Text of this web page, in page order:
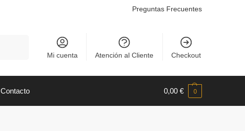
Preguntas Frecuentes
Mi cuenta Atención al Cliente Checkout
Contacto 0,00 € 0